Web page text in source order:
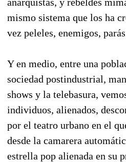
mismo sistema que los ha
vez peleles, enemigos,
Y en medio, entre una
sociedad postindustrial,
shows y la telebasura,
individuos, alienados,
por el teatro urbano en el
desde la camarera
estrella pop alienada en su